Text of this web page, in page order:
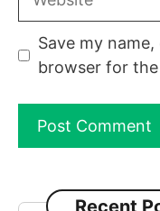
Save my
browser for
Recent